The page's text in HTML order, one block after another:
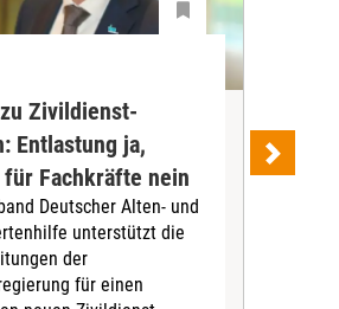
Zivildienst-
Entlastung ja,
für Fachkräfte nein
Deutscher Alten- und
unterstützt die
der
für einen